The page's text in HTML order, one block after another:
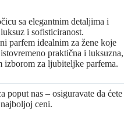
sa elegantnim detaljima i
i sofisticiranost.
parfem idealnim za žene koje
praktična i luksuzna,
izborom za ljubiteljke parfema.
poput nas – osiguravate da ćete
ceni.